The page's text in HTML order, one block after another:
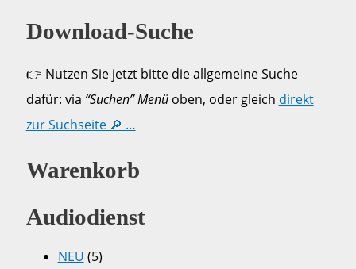
Download-Suche
👉 Nutzen Sie jetzt bitte die allgemeine Suche
dafür: via “Suchen” Menüoben, oder gleich direkt
zur Suchseite 🔎 …
Warenkorb
Audiodienst
NEU (5)